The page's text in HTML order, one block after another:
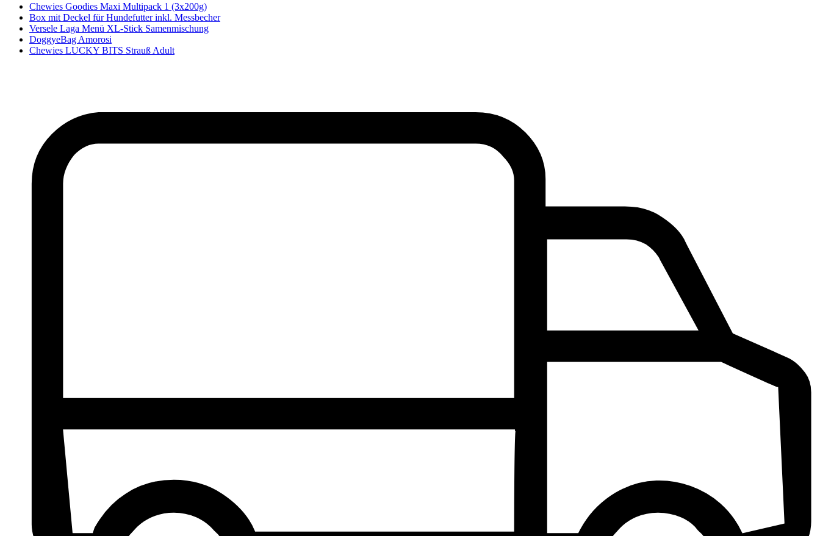
Chewies Goodies Maxi Multipack 1 (3x200g)
Box mit Deckel für Hundefutter inkl. Messbecher
Versele Laga Menü XL-Stick Samenmischung
DoggyeBag Amorosi
Chewies LUCKY BITS Strauß Adult